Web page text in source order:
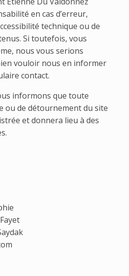
en cas d’erreur,
technique ou de
Si toutefois, vous
nous vous serions
vouloir nous en informer
contact.
informons que toute
ou de détournement du site
et donnera lieu à des